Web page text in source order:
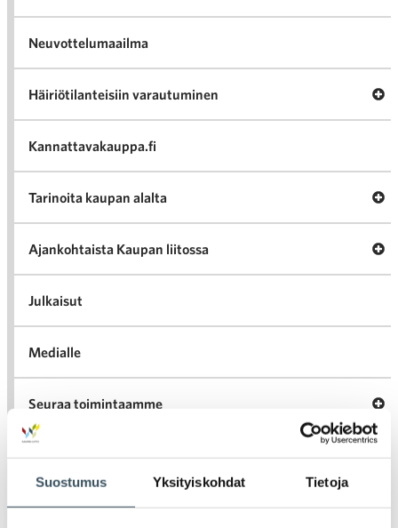
Suostumus Yksityiskohdat Tietoja
Neuvottelumaailma
Häiriötilanteisiin varautuminen
Kannattavakauppa.fi
Tarinoita kaupan alalta
Ajankohtaista Kaupan liitossa
Julkaisut
Medialle
Seuraa toimintaamme
Arkistot